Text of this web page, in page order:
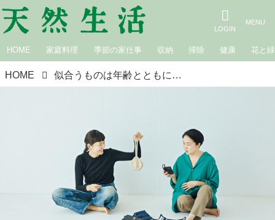
HOME 家庭料理 季節の家仕事 収納 掃除 健康 花と緑
HOME 似合うものは年齢とともに変わる。伊藤まさこさんの「気分優先でえらぶ」アイテムのはなし／菊池亜希子の“ありがとう服”みせて！